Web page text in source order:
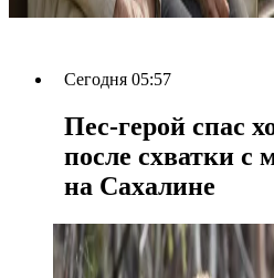
Сегодня 05:57
Пес-герой спас
после схватки с
на Сахалине